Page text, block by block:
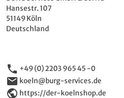
Hansestr. 107
51149 Köln
Deutschland
phone +49 (0) 2203 965 45 -0
email koeln@burg-services.de
public https://der-koelnshop.de